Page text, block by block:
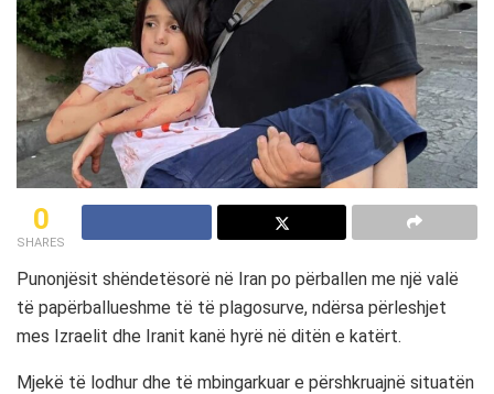
0
SHARES
Punonjësit shëndetësorë në Iran po përballen me një valë
të papërballueshme të të plagosurve, ndërsa përleshjet
mes Izraelit dhe Iranit kanë hyrë në ditën e katërt.
Mjekë të lodhur dhe të mbingarkuar e përshkruajnë situatën